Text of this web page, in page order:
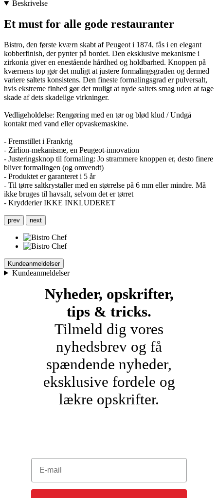
Beskrivelse
Et must for alle gode restauranter
Bistro, den første kværn skabt af Peugeot i 1874, fås i en elegant
kobberfinish, der pynter på bordet. Den eksklusive mekanisme i
zirkonia giver en enestående hårdhed og holdbarhed. Knoppen på
kværnens top gør det muligt at justere formalingsgraden og dermed
variere saltets konsistens. Den fineste formalingsgrad er pulversalt,
hvis ekstreme finhed gør det muligt at nyde saltets smag uden at tage
skade af dets skadelige virkninger.
Vedligeholdelse: Rengøring med en tør og blød klud / Undgå
kontakt med vand eller opvaskemaskine.
- Fremstillet i Frankrig
- Zirlion-mekanisme, en Peugeot-innovation
- Justeringsknop til formaling: Jo strammere knoppen er, desto finere
bliver formalingen (og omvendt)
- Produktet er garanteret i 5 år
- Til tørre saltkrystaller med en størrelse på 6 mm eller mindre. Må
ikke bruges til havsalt, selvom det er tørret
- Krydderier IKKE INKLUDERET
prev next
Kundeanmeldelser
Kundeanmeldelser
Nyheder, opskrifter,
tips & tricks.
Tilmeld dig vores
nyhedsbrev og få
spændende nyheder,
eksklusive fordele og
lækre opskrifter.
E-mail